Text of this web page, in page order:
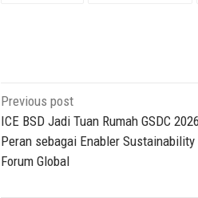
Post
navigation
Previous post
ICE BSD Jadi Tuan Rumah GSDC
Peran sebagai Enabler Sustainability
Forum Global